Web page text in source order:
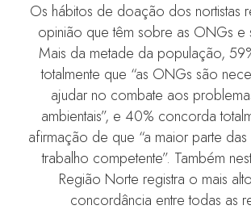
Os hábitos de doação dos nortistas
opinião que têm sobre as ONGs e
Mais da metade da população,
totalmente que “as ONGs são
ajudar no combate aos
ambientais”, e 40% concorda
afirmação de que “a maior parte
trabalho competente”. Também
Região Norte registra o mais
concordância entre todas as